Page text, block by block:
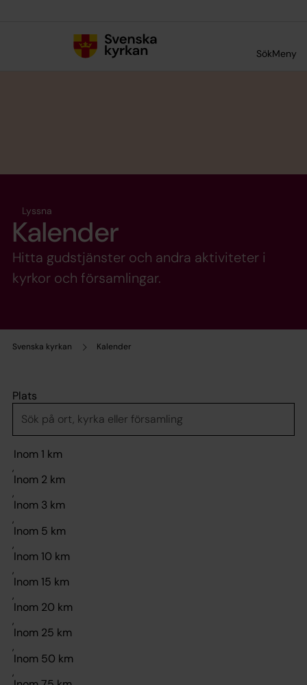
SökMeny
Svenska kyrkan Kalender
Lyssna
Kalender
Hitta gudstjänster och andra aktiviteter i
kyrkor och församlingar.
Plats
,
,
,
,
,
,
,
,
,